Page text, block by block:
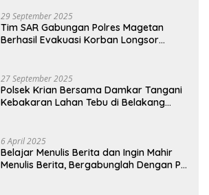
29 September 2025
Tim SAR Gabungan Polres Magetan
Berhasil Evakuasi Korban Longsor
27 September 2025
Polsek Krian Bersama Damkar Tangani
Kebakaran Lahan Tebu di Belakang
6 April 2025
Belajar Menulis Berita dan Ingin Mahir
Menulis Berita, Bergabunglah Dengan PT